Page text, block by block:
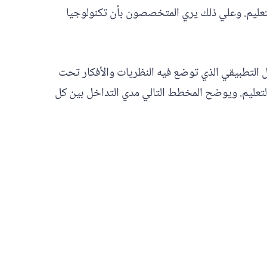
وعلي ذلك يري المتخصصون بأن تكنولوجيا
التطبيقي الذي توضع فيه النظريات والأفكار تحت
ويوضح المخطط التالي مدي التداخل بين كل